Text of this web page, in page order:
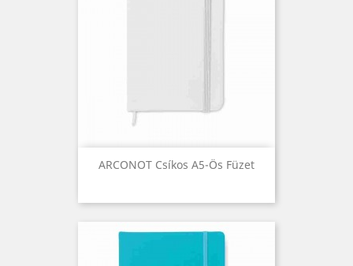
ARCONOT Csíkos A5-Ös Füzet